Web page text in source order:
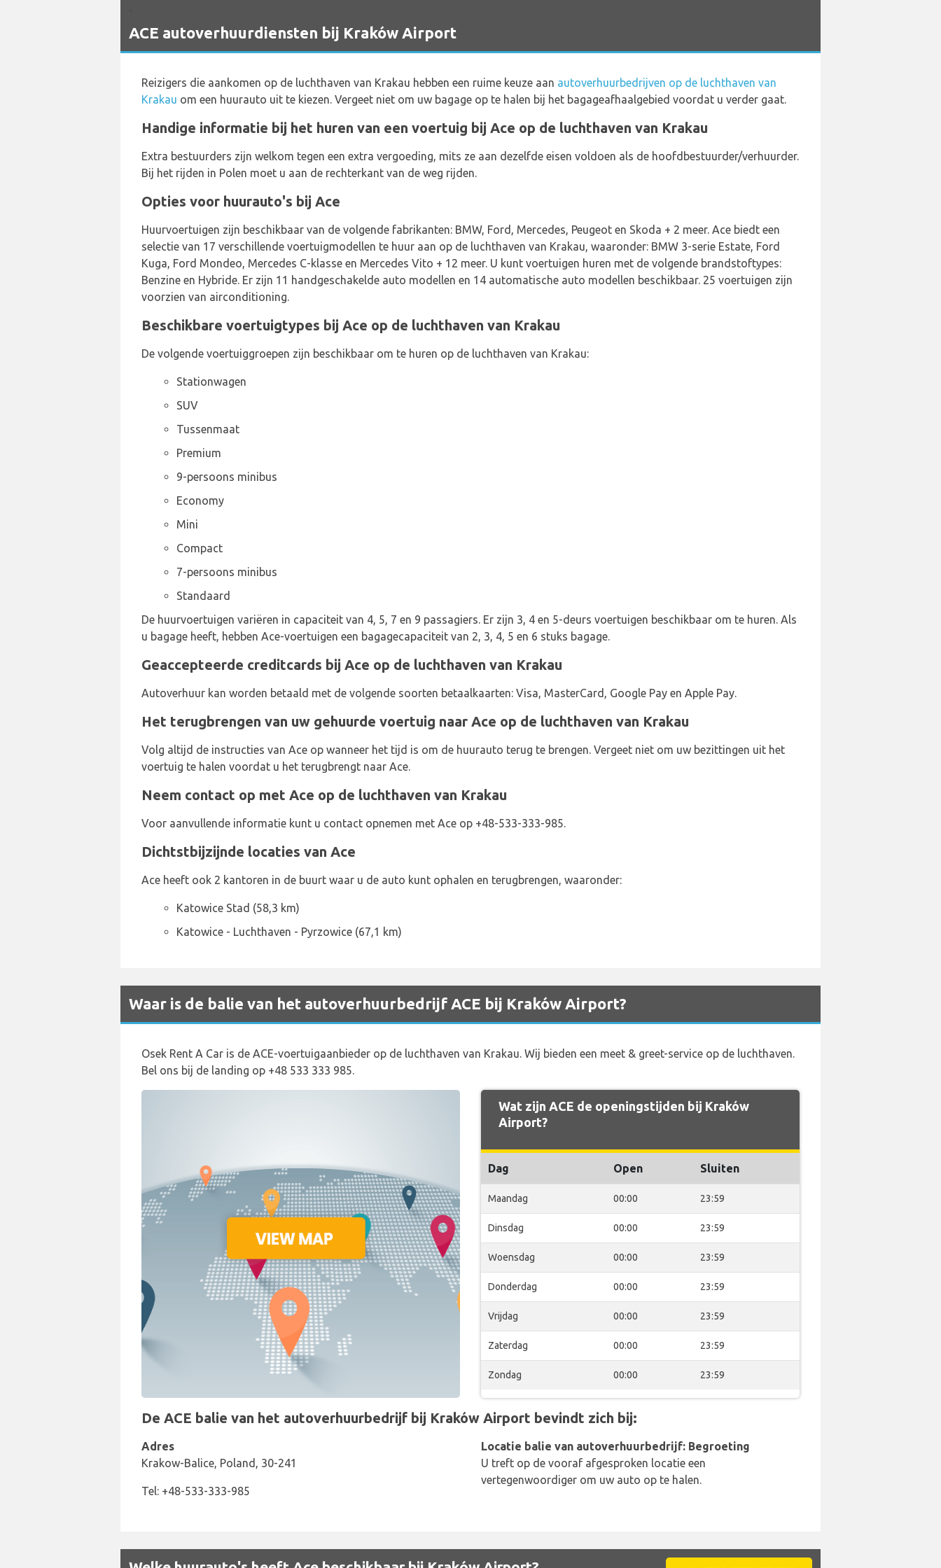
ACE autoverhuurdiensten bij Kraków Airport
Reizigers die aankomen op de luchthaven van Krakau hebben een ruime keuze aan autoverhuurbedrijven op de luchthaven van
Krakau om een huurauto uit te kiezen. Vergeet niet om uw bagage op te halen bij het bagageafhaalgebied voordat u verder gaat.
Handige informatie bij het huren van een voertuig bij Ace op de luchthaven van Krakau
Extra bestuurders zijn welkom tegen een extra vergoeding, mits ze aan dezelfde eisen voldoen als de hoofdbestuurder/verhuurder.
Bij het rijden in Polen moet u aan de rechterkant van de weg rijden.
Opties voor huurauto's bij Ace
Huurvoertuigen zijn beschikbaar van de volgende fabrikanten: BMW, Ford, Mercedes, Peugeot en Skoda + 2 meer. Ace biedt een
selectie van 17 verschillende voertuigmodellen te huur aan op de luchthaven van Krakau, waaronder: BMW 3-serie Estate, Ford
Kuga, Ford Mondeo, Mercedes C-klasse en Mercedes Vito + 12 meer. U kunt voertuigen huren met de volgende brandstoftypes:
Benzine en Hybride. Er zijn 11 handgeschakelde auto modellen en 14 automatische auto modellen beschikbaar. 25 voertuigen zijn
voorzien van airconditioning.
Beschikbare voertuigtypes bij Ace op de luchthaven van Krakau
De volgende voertuiggroepen zijn beschikbaar om te huren op de luchthaven van Krakau:
Stationwagen
SUV
Tussenmaat
Premium
9-persoons minibus
Economy
Mini
Compact
7-persoons minibus
Standaard
De huurvoertuigen variëren in capaciteit van 4, 5, 7 en 9 passagiers. Er zijn 3, 4 en 5-deurs voertuigen beschikbaar om te huren. Als
u bagage heeft, hebben Ace-voertuigen een bagagecapaciteit van 2, 3, 4, 5 en 6 stuks bagage.
Geaccepteerde creditcards bij Ace op de luchthaven van Krakau
Autoverhuur kan worden betaald met de volgende soorten betaalkaarten: Visa, MasterCard, Google Pay en Apple Pay.
Het terugbrengen van uw gehuurde voertuig naar Ace op de luchthaven van Krakau
Volg altijd de instructies van Ace op wanneer het tijd is om de huurauto terug te brengen. Vergeet niet om uw bezittingen uit het
voertuig te halen voordat u het terugbrengt naar Ace.
Neem contact op met Ace op de luchthaven van Krakau
Voor aanvullende informatie kunt u contact opnemen met Ace op +48-533-333-985.
Dichtstbijzijnde locaties van Ace
Ace heeft ook 2 kantoren in de buurt waar u de auto kunt ophalen en terugbrengen, waaronder:
Katowice Stad (58,3 km)
Katowice - Luchthaven - Pyrzowice (67,1 km)
Waar is de balie van het autoverhuurbedrijf ACE bij Kraków Airport?
Osek Rent A Car is de ACE-voertuigaanbieder op de luchthaven van Krakau. Wij bieden een meet & greet-service op de luchthaven.
Bel ons bij de landing op +48 533 333 985.
Wat zijn ACE de openingstijden bij Kraków
Airport?
Dag Open Sluiten
Maandag 00:00 23:59
Dinsdag 00:00 23:59
Woensdag 00:00 23:59
Donderdag 00:00 23:59
Vrijdag 00:00 23:59
Zaterdag 00:00 23:59
Zondag 00:00 23:59
De ACE balie van het autoverhuurbedrijf bij Kraków Airport bevindt zich bij:
Adres
Krakow-Balice, Poland, 30-241
Tel: +48-533-333-985
Locatie balie van autoverhuurbedrijf: Begroeting
U treft op de vooraf afgesproken locatie een
vertegenwoordiger om uw auto op te halen.